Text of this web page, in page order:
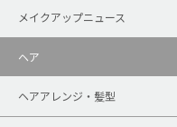
メイクアップニュース
ヘア
ヘアアレンジ・髪型